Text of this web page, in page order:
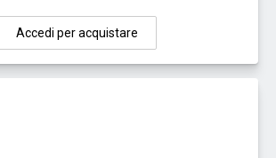
Accedi per acquistare